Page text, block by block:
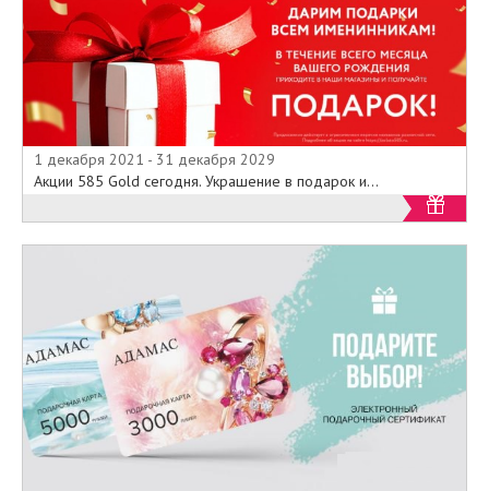
1 декабря 2021 - 31 декабря 2029
Акции 585 Gold сегодня. Украшение в подарок и...